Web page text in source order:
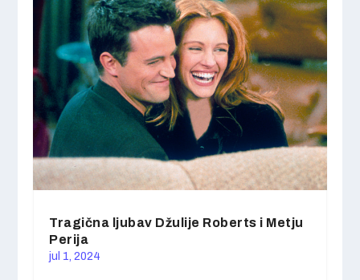
Tragična ljubav Džulije Roberts i Metju
Perija
jul 1, 2024